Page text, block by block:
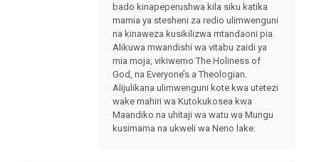
bado kinapeperushwa kila siku katika
mamia ya stesheni za redio ulimwenguni
na kinaweza kusikilizwa mtandaoni pia.
Alikuwa mwandishi wa vitabu zaidi ya
mia moja, vikiwemo The Holiness of
God, na Everyone’s a Theologian.
Alijulikana ulimwenguni kote kwa utetezi
wake mahiri wa Kutokukosea kwa
Maandiko na uhitaji wa watu wa Mungu
kusimama na ukweli wa Neno lake.